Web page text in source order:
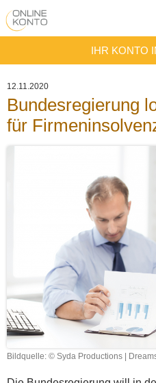
IHR KONTO
12.11.2020
Bundesregierung
für
Bildquelle: © Syda Productions |